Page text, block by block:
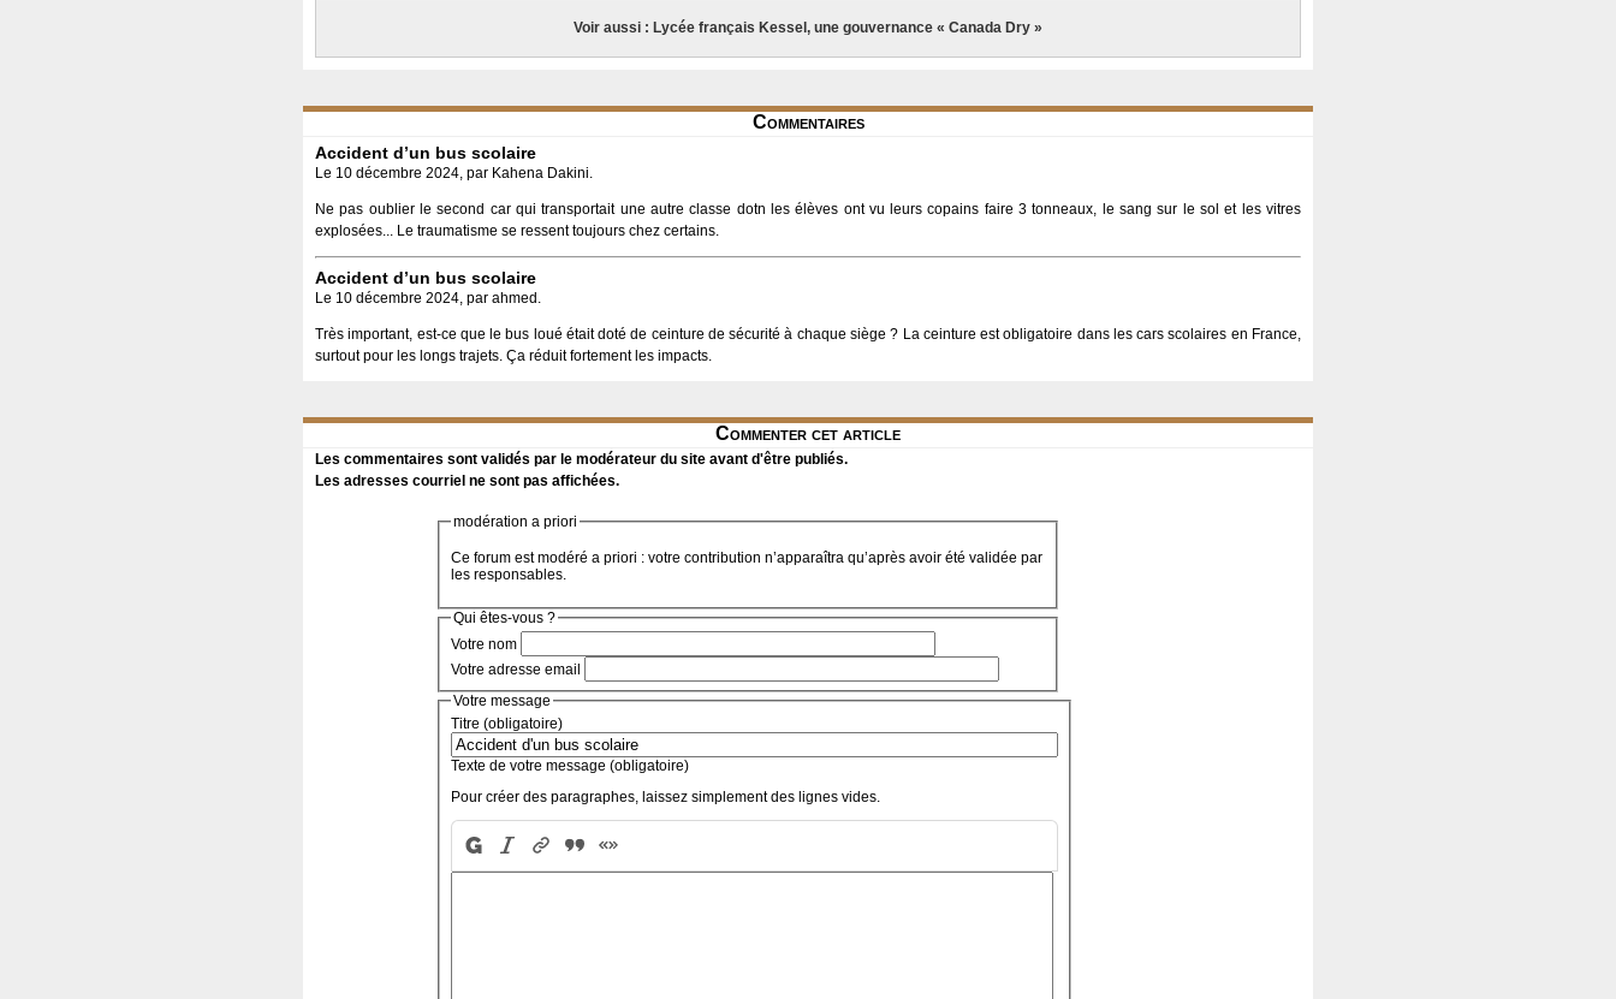
Voir aussi : Lycée français Kessel, une gouvernance « Canada Dry »
Commentaires
Accident d’un bus scolaire
Le 10 décembre 2024, par Kahena Dakini.
Ne pas oublier le second car qui transportait une autre classe dotn les élèves ont vu leurs copains faire 3 tonneaux, le sang sur le sol et les vitres
explosées... Le traumatisme se ressent toujours chez certains.
Accident d’un bus scolaire
Le 10 décembre 2024, par ahmed.
Très important, est-ce que le bus loué était doté de ceinture de sécurité à chaque siège ? La ceinture est obligatoire dans les cars scolaires en France,
surtout pour les longs trajets. Ça réduit fortement les impacts.
Commenter cet article
Les commentaires sont validés par le modérateur du site avant d'être publiés.
Les adresses courriel ne sont pas affichées.
modération a priori
Ce forum est modéré a priori : votre contribution n’apparaîtra qu’après avoir été validée par
les responsables.
Qui êtes-vous ?
Votre nom
Votre adresse email
Votre message
Titre (obligatoire)
Texte de votre message (obligatoire)
Pour créer des paragraphes, laissez simplement des lignes vides.